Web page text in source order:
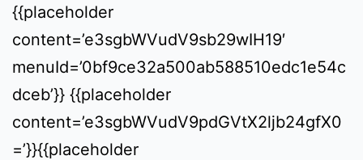
{{placeholder
content=’e3sgbWVudV9sb29wIH19′
menuId=’0bf9ce32a500ab588510edc1e54c
dceb’}} {{placeholder
content=’e3sgbWVudV9pdGVtX2ljb24gfX0
=’}}{{placeholder